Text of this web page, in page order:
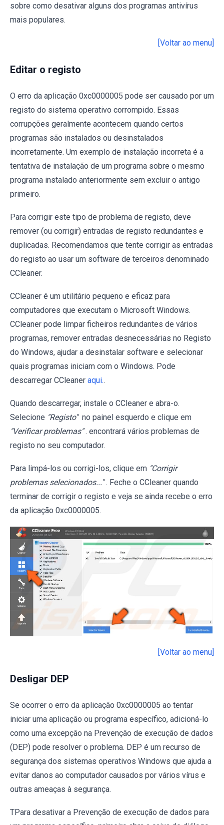
sobre como desativar alguns dos programas antivírus
mais populares.
[Voltar ao menu]
Editar o registo
O erro da aplicação 0xc0000005 pode ser causado por um
registo do sistema operativo corrompido. Essas
corrupções geralmente acontecem quando certos
programas são instalados ou desinstalados
incorretamente. Um exemplo de instalação incorreta é a
tentativa de instalação de um programa sobre o mesmo
programa instalado anteriormente sem excluir o antigo
primeiro.
Para corrigir este tipo de problema de registo, deve
remover (ou corrigir) entradas de registo redundantes e
duplicadas. Recomendamos que tente corrigir as entradas
do registo ao usar um software de terceiros denominado
CCleaner.
CCleaner é um utilitário pequeno e eficaz para
computadores que executam o Microsoft Windows.
CCleaner pode limpar ficheiros redundantes de vários
programas, remover entradas desnecessárias no Registo
do Windows, ajudar a desinstalar software e selecionar
quais programas iniciam com o Windows. Pode
descarregar CCleaner aqui..
Quando descarregar, instale o CCleaner e abra-o.
Selecione "Registo" no painel esquerdo e clique em
"Verificar problemas" . encontrará vários problemas de
registo no seu computador.
Para limpá-los ou corrigi-los, clique em "Corrigir
problemas selecionados..." . Feche o CCleaner quando
terminar de corrigir o registo e veja se ainda recebe o erro
da aplicação 0xc0000005.
[Voltar ao menu]
Desligar DEP
Se ocorrer o erro da aplicação 0xc0000005 ao tentar
iniciar uma aplicação ou programa específico, adicioná-lo
como uma excepção na Prevenção de execução de dados
(DEP) pode resolver o problema. DEP é um recurso de
segurança dos sistemas operativos Windows que ajuda a
evitar danos ao computador causados ​​por vários vírus e
outras ameaças à segurança.
TPara desativar a Prevenção de execução de dados para